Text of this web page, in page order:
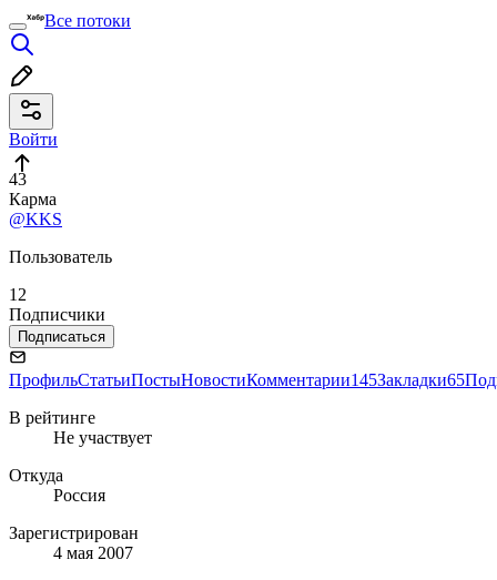
Все потоки
Войти
43
Карма
@KKS
Пользователь
12
Подписчики
Подписаться
ПрофильСтатьиПостыНовостиКомментарии145Закладки65
В рейтинге
Не участвует
Откуда
Россия
Зарегистрирован
4 мая 2007